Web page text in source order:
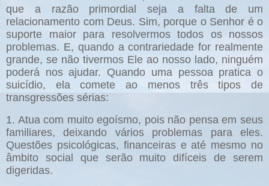
que a razão primordial seja a falta de um
relacionamento com Deus. Sim, porque o Senhor é o
suporte maior para resolvermos todos os nossos
problemas. E, quando a contrariedade for realmente
grande, se não tivermos Ele ao nosso lado, ninguém
poderá nos ajudar. Quando uma pessoa pratica o
suicídio, ela comete ao menos três tipos de
transgressões sérias:
1. Atua com muito egoísmo, pois não pensa em seus
familiares, deixando vários problemas para eles.
Questões psicológicas, financeiras e até mesmo no
âmbito social que serão muito difíceis de serem
digeridas.